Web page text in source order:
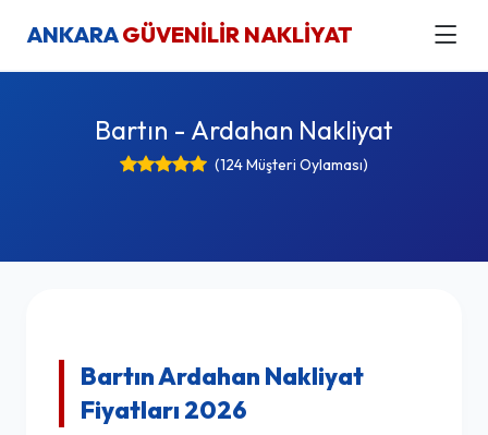
ANKARAGÜVENİLİR NAKLİYAT
Bartın - Ardahan Nakliyat
(124 Müşteri Oylaması)
Bartın Ardahan Nakliyat
Fiyatları 2026